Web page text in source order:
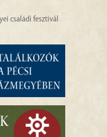
családi fesztivál